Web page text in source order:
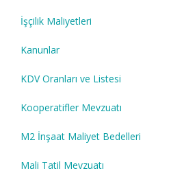
İşçilik Maliyetleri
Kanunlar
KDV Oranları ve Listesi
Kooperatifler Mevzuatı
M2 İnşaat Maliyet Bedelleri
Mali Tatil Mevzuatı